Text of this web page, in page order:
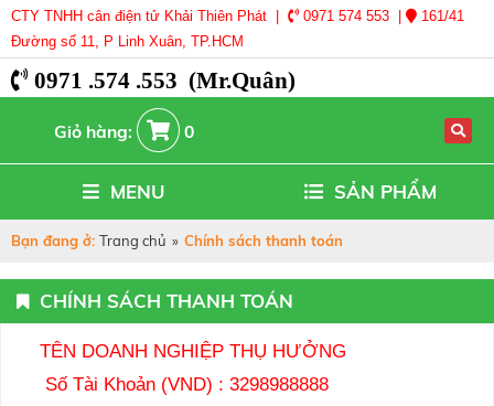
CTY TNHH cân điện tử Khải Thiên Phát | 0971 574 553 |
161/41
Đường số 11, P Linh Xuân, TP.HCM
0971 .574 .553 (Mr.Quân)
Giỏ hàng: 0
MENU SẢN PHẨM
Bạn đang ở: Trang chủ » Chính sách thanh toán
CHÍNH SÁCH THANH TOÁN
TÊN DOANH NGHIỆP THỤ HƯỞNG
Số Tài Khoản (VND) : 3298988888